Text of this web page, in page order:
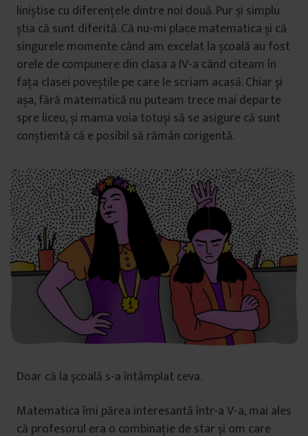
liniștise cu diferențele dintre noi două. Pur și simplu
știa că sunt diferită. Că nu-mi place matematica și că
singurele momente când am excelat la școală au fost
orele de compunere din clasa a IV-a când citeam în
fața clasei poveștile pe care le scriam acasă. Chiar și
așa, fără matematică nu puteam trece mai departe
spre liceu, și mama voia totuși să se asigure că sunt
conștientă că e posibil să rămân corigentă.
Doar că la școală s-a întâmplat ceva.
Matematica îmi părea interesantă într-a V-a, mai ales
că profesorul era o combinație de star și om care